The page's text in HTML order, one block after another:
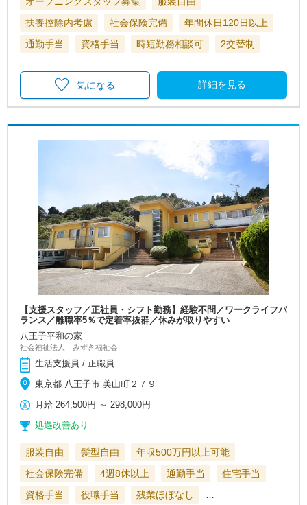
扶養控除内考慮
社会保険完備
年間休日120日以上
通勤手当
資格手当 時短勤務相談可 2交替制 …
詳細を見る
気になる
【支援スタッフ／正社員・シフト勤務】経験不問／ワークライフバ
ランス／離職率5％で定着率抜群／休みが取りやすい
八王子平和の家
社会福祉法人 みずき福祉会
生活支援員 / 正職員
東京都 八王子市 美山町２７９
月給 264,500円 ～ 298,000円
処遇改善あり
服装自由 髪型自由
年収500万円以上可能
社会保険完備
4週8休以上 通勤手当
住宅手当
資格手当
役職手当 残業ほぼなし